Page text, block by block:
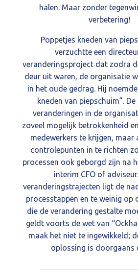
halen. Maar zonder
verbetering!
Poppetjes kneden van
verzuchtte een
veranderingsproject dat zodra
deur uit waren, de organisatie
in het oude gedrag. Hij
kneden van piepschuim”.
veranderingen in de
zoveel mogelijk betrokkenheid
medewerkers te krijgen,
controlepunten in te richten
processen ook geborgd zijn na
interim CFO of
veranderingstrajecten ligt de
processtappen en te weinig op
die de verandering gestalte
geldt voorts de wet van
maak het niet te ingewikkeld;
oplossing is doorgaans